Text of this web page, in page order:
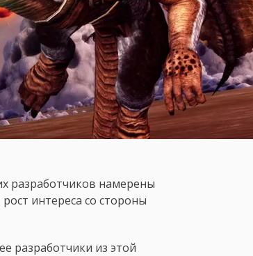
разработчиков намерены
интереса со стороны
разработчики из этой